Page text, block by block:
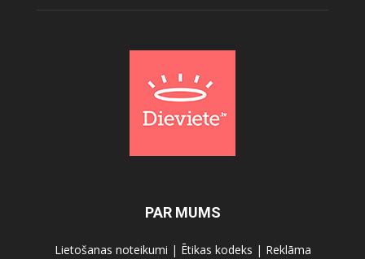
PAR MUMS
Lietošanas noteikumi | Ētikas kodeks | Reklāma